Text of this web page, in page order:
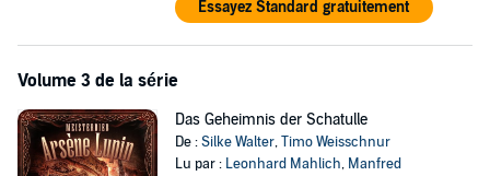
Essayez Standard gratuitement
Volume 3 de la série
Das Geheimnis der Schatulle
De :Silke Walter,Timo Weisschnur
Lu par : Leonhard Mahlich, Manfred